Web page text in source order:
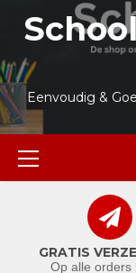
inhoud
Eenvoudig &
Primair
menu
GRATIS
Op alle orders